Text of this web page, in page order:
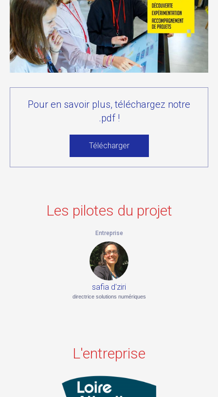
Pour en savoir plus, téléchargez notre
.pdf !
Télécharger
Les pilotes du projet
Entreprise
safia d'ziri
directrice solutions numériques
L'entreprise